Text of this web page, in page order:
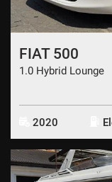
FIAT 500
1.0 Hybrid Lounge
2020